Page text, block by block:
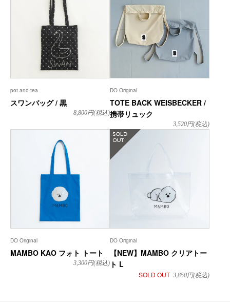
pot and tea
スワンバッグ / 黒
8,800円(税込)
DO Original
TOTE BACK WEISBECKER /
携帯リュック
3,520円(税込)
DO Original
MAMBO KAO フォト トート
3,300円(税込)
DO Original
【NEW】MAMBO クリアトー
ト L
SOLD OUT 3,850円(税込)